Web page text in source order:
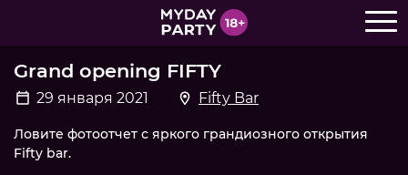
Grand opening FIFTY
29 января 2021 Fifty Bar
Ловите фотоотчет с яркого грандиозного открытия
Fifty bar.